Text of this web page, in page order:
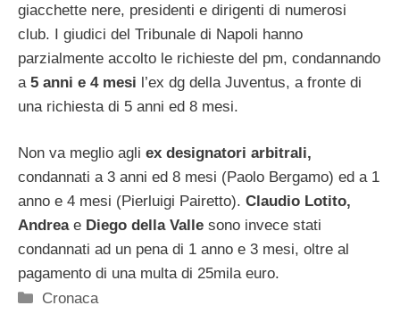
giacchette nere, presidenti e dirigenti di numerosi
club. I giudici del Tribunale di Napoli hanno
parzialmente accolto le richieste del pm, condannando
a 5 anni e 4 mesi l’ex dg della Juventus, a fronte di
una richiesta di 5 anni ed 8 mesi.
Non va meglio agli ex designatori arbitrali,
condannati a 3 anni ed 8 mesi (Paolo Bergamo) ed a 1
anno e 4 mesi (Pierluigi Pairetto). Claudio Lotito,
Andreae Diego della Valle sono invece stati
condannati ad un pena di 1 anno e 3 mesi, oltre al
pagamento di una multa di 25mila euro.
Categorie
Cronaca